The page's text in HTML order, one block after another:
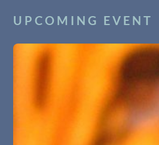
UPCOMING EVENT